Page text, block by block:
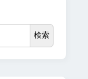
検索